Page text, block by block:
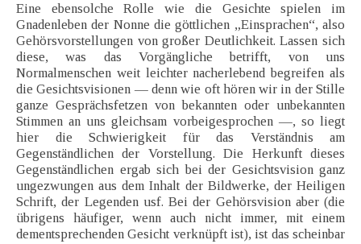
Eine ebensolche Rolle wie die Gesichte spielen im
Gnadenleben der Nonne die göttlichen „Einsprachen“, also
Gehörsvorstellungen von großer Deutlichkeit. Lassen sich
diese, was das Vorgängliche betrifft, von uns
Normalmenschen weit leichter nacherlebend begreifen als
die Gesichtsvisionen — denn wie oft hören wir in der Stille
ganze Gesprächsfetzen von bekannten oder unbekannten
Stimmen an uns gleichsam vorbeigesprochen —, so liegt
hier die Schwierigkeit für das Verständnis am
Gegenständlichen der Vorstellung. Die Herkunft dieses
Gegenständlichen ergab sich bei der Gesichtsvision ganz
ungezwungen aus dem Inhalt der Bildwerke, der Heiligen
Schrift, der Legenden usf. Bei der Gehörsvision aber (die
übrigens häufiger, wenn auch nicht immer, mit einem
dementsprechenden Gesicht verknüpft ist), ist das scheinbar